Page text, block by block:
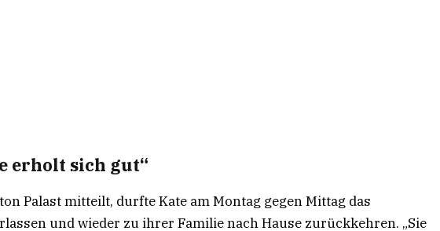
erholt sich gut“
Palast mitteilt, durfte Kate am Montag gegen Mittag das
und wieder zu ihrer Familie nach Hause zurückkehren. „Sie